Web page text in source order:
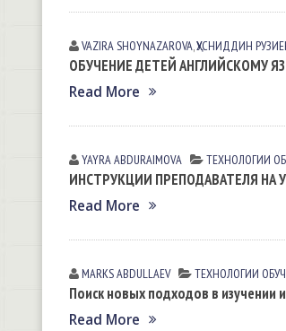
VAZIRA SHOYNAZAROVA,ҲУСНИДДИН
ОБУЧЕНИЕ ДЕТЕЙ АНГЛИЙСКОМУ
Read More
YAYRA АBDURАIMOVА ТЕХНОЛОГИИ
ИНСТРУКЦИИ ПРЕПОДАВАТЕЛЯ НА
Read More
MARKS АBDULLАEV ТЕХНОЛОГИИ
Поиск новых подходов в изучении
Read More